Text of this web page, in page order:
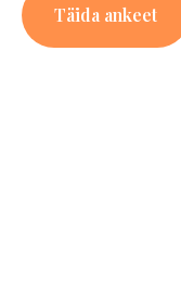
Täida ankeet